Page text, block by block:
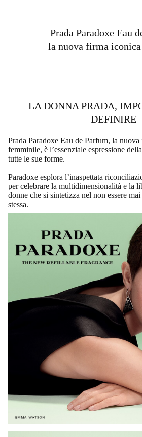
Prada Paradoxe Eau
la nuova firma iconica
LA DONNA PRADA,
DEFINIRE
Prada Paradoxe Eau de Parfum, la
femminile, è l’essenziale espressione
tutte le sue forme.
Paradoxe esplora l’inaspettata
per celebrare la multidimensionalità e la
donne che si sintetizza nel non essere
stessa.